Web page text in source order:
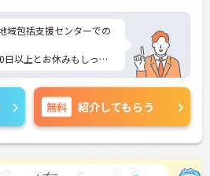
域包括支援センターでの
以上とお休みもしっか
ど福利厚生が充実してい
にされたい方にオスス
対策ポイントなど、さら
のでお気軽にご相談くだ
無料 紹介してもらう